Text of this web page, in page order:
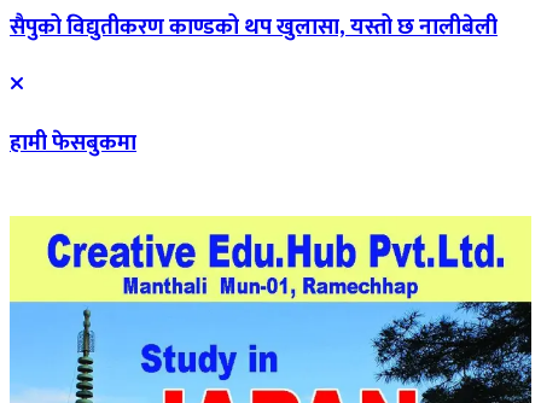
सैपुको विद्युतीकरण काण्डको थप खुलासा, यस्तो छ नालीबेली
हामी फेसबुकमा